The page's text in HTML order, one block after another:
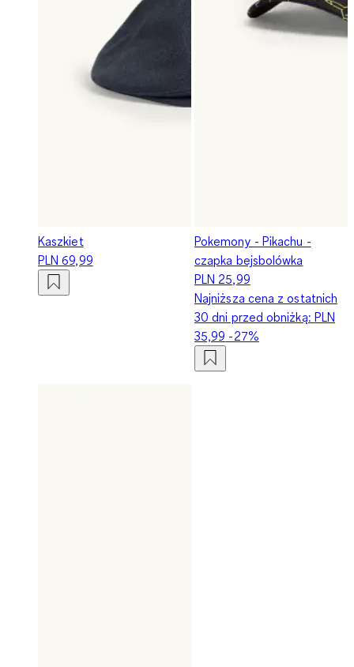
Kaszkiet
PLN 69,99
Pokemony - Pikachu -
czapka bejsbolówka
PLN 25,99
Najniższa cena z ostatnich
30 dni przed obniżką: PLN
35,99 -27%